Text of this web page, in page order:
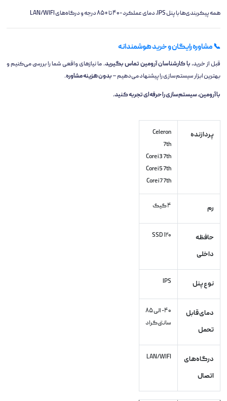
همه پیکربندی‌ها با پنل IPS، دمای عملکرد -۴۰ تا +۸۵ درجه و درگاه‌های LAN/WIFI
📞 مشاوره رایگان و خرید هوشمندانه
قبل از خرید، با کارشناسان آرومین تماس بگیرید. ما نیازهای واقعی شما را بررسی می‌کنیم و
بهترین ابزار سیستم‌سازی را پیشنهاد می‌دهیم –بدون هزینه مشاوره.
با آرومین، سیستم‌سازی را حرفه‌ای تجربه کنید.
پردازنده
Celeron
7th
Core i3 7th
Core i5 7th
Core i7 7th
رم ۴ گیگ
حافظه
داخلی
۱۲۰ SSD
نوع پنل IPS
دمای قابل
تحمل
۴۰- الی ۸۵
سانتی‌گراد
درگاه‌های
اتصال
LAN/WIFI